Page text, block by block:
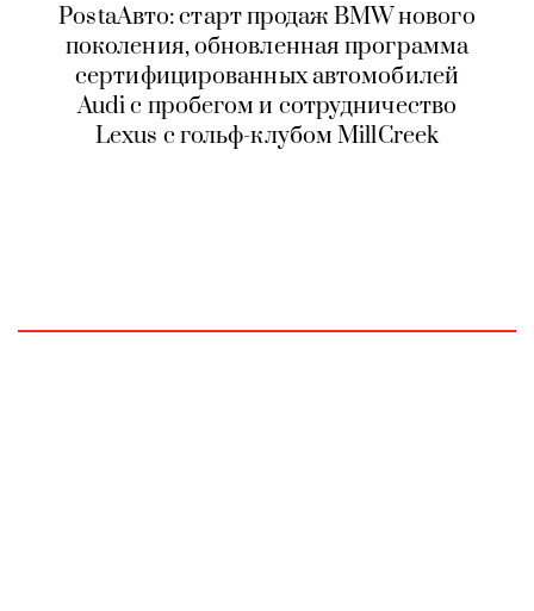
PostaАвто: старт продаж BMW нового
поколения, обновленная программа
сертифицированных автомобилей
Audi с пробегом и сотрудничество
Lexus с гольф-клубом MillCreek